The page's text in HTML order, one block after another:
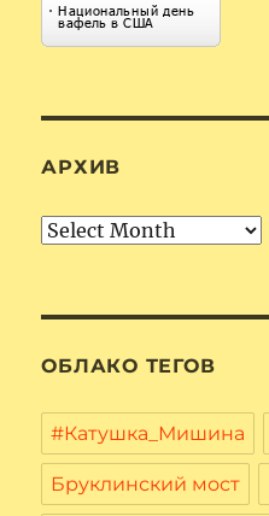
АРХИВ
Архив
ОБЛАКО ТЕГОВ
#Катушка_Мишина
Бруклинский мост